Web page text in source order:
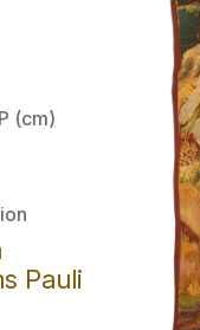
(cm)
Pauli